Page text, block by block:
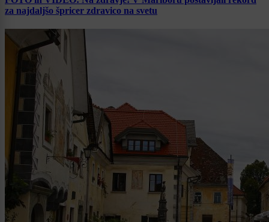
za najdaljšo špricer zdravico na svetu